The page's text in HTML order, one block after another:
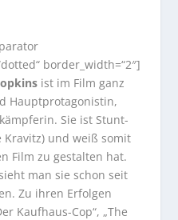
border_width=“2″]
ist im Film ganz
Hauptprotagonistin,
Sie ist Stunt-
Kravitz) und weiß somit
Film zu gestalten hat.
man sie schon seit
Zu ihren Erfolgen
Kaufhaus-Cop“, „The